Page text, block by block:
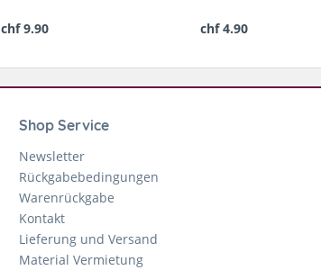
chf 9.90 chf 4.90
Shop Service
Newsletter
Rückgabebedingungen
Warenrückgabe
Kontakt
Lieferung und Versand
Material Vermietung